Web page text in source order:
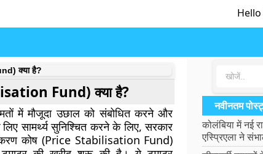
क्या है?
Fund) क्या है?
में मौजूदा उछाल को संबोधित करने और
सामर्थ्य सुनिश्चित करने के लिए, सरकार
कोष (Price Stabilisation Fund)
नवीनतम
कोलंबिया में नई
एस्प्रिएला ने